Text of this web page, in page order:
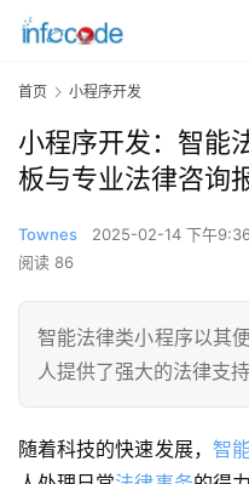
首页 小程序开发
小程序开发：智能
板与专业法律咨询
Townes 2025-02-14 下午
阅读 86
智能法律类小程序以其
人提供了强大的法律支持
随着科技的快速发展， 智